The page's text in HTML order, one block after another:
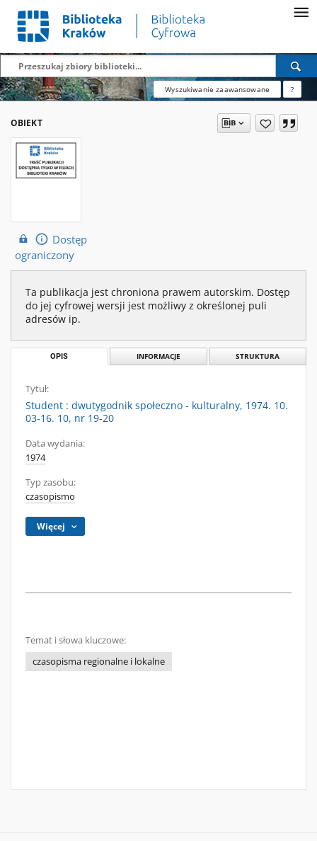
Wyszukiwanie zaawansowane ?
OBIEKT
Dostęp
ograniczony
Ta publikacja jest chroniona prawem autorskim. Dostęp
do jej cyfrowej wersji jest możliwy z określonej puli
adresów ip.
OPIS INFORMACJE STRUKTURA
Tytuł:
Student : dwutygodnik społeczno - kulturalny, 1974. 10.
03-16. 10, nr 19-20
Data wydania:
1974
Typ zasobu:
czasopismo
Więcej
Temat i słowa kluczowe:
czasopisma regionalne i lokalne